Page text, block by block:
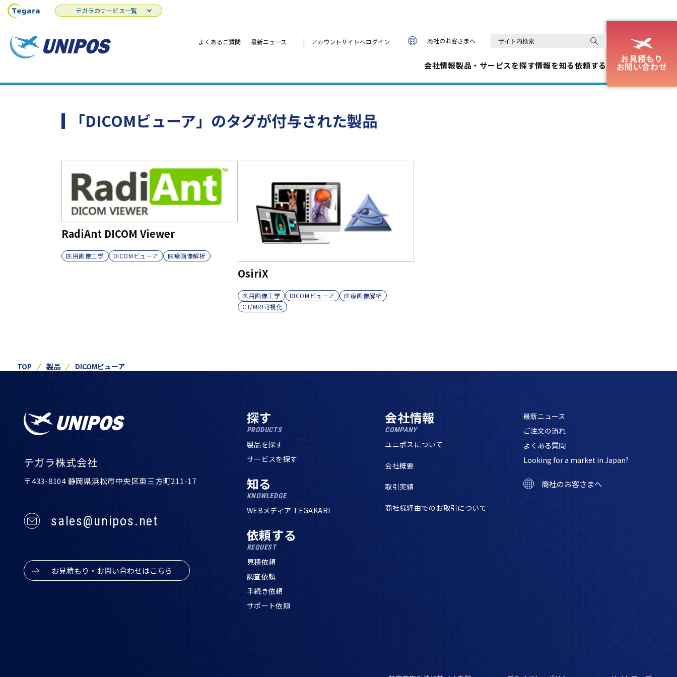
よくあるご質問 最新ニュース | アカウントサイトへログイン 商社のお客さまへ
会社情報製品・サービスを探す情報を知る依頼する
お見積もり
お問い合わせ
テガラのサービス一覧
「DICOMビューア」のタグが付与された製品
RadiAnt DICOM Viewer
医用画像工学 DICOMビューア 医療画像解析
OsiriX
医用画像工学 DICOMビューア
医療画像解析
CT/MRI可視化
TOP 製品 DICOMビューア
テガラ株式会社
〒433-8104 静岡県浜松市中央区東三方町211-17
sales@unipos.net
お見積もり・お問い合わせはこちら
探す
PRODUCTS
製品を探す
サービスを探す
知る
KNOWLEDGE
WEBメディア TEGAKARI
依頼する
REQUEST
見積依頼
調査依頼
手続き依頼
サポート依頼
会社情報
COMPANY
ユニポスについて
会社概要
取引実績
商社様経由でのお取引について
最新ニュース
ご注文の流れ
よくある質問
Looking for a market in Japan?
商社のお客さまへ